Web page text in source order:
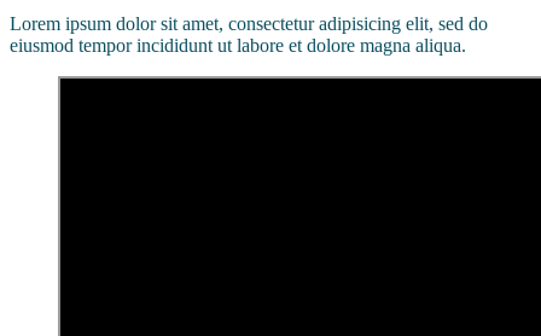
Lorem ipsum dolor sit amet, consectetur adipisicing elit, sed do
eiusmod tempor incididunt ut labore et dolore magna aliqua.